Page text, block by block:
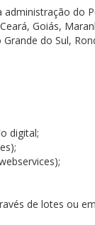
administração do
Goiás,
do Sul,
digital;
de lotes ou